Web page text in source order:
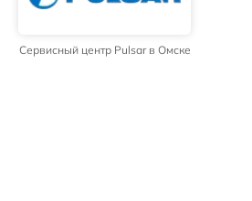
Сервисный центр Pulsar в Омске